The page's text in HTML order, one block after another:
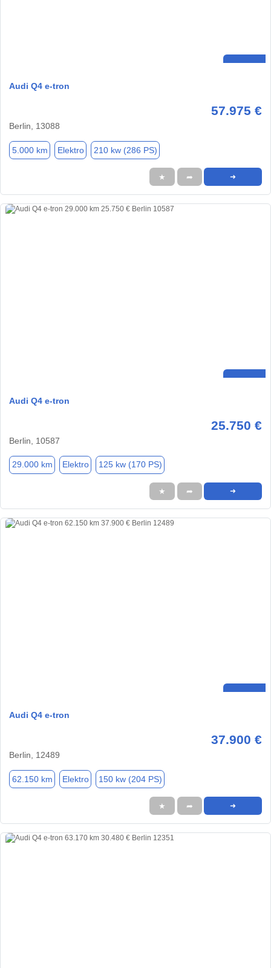
Audi Q4 e-tron
57.975 €
Berlin, 13088
5.000 km Elektro 210 kw (286 PS)
★ ➦ ➜
Audi Q4 e-tron
25.750 €
Berlin, 10587
29.000 km Elektro 125 kw (170 PS)
★ ➦ ➜
Audi Q4 e-tron
37.900 €
Berlin, 12489
62.150 km Elektro 150 kw (204 PS)
★ ➦ ➜